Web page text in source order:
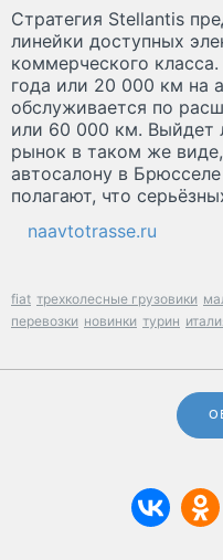
Стратегия Stellantis
линейки доступных
коммерческого
года или 20 000 км на
обслуживается по
или 60 000 км. Выйдет
рынок в таком же
автосалону в
полагают, что
naavtotrasse.ru
fiat трехколесные грузовики
перевозки новинки турин